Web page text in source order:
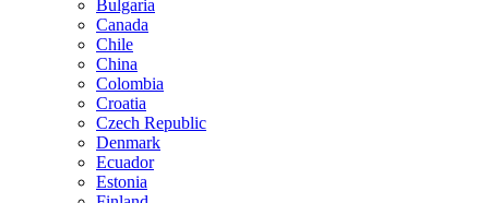
Bulgaria
Canada
Chile
China
Colombia
Croatia
Czech Republic
Denmark
Ecuador
Estonia